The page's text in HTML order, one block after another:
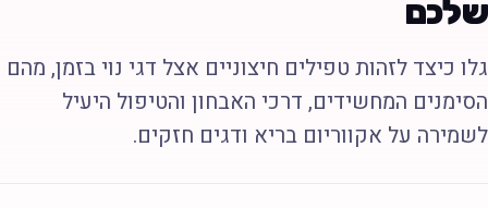
כיצד לזהות טפילים חיצוניים אצל דגי נוי בזמן, מהם
המחשידים, דרכי האבחון והטיפול היעיל
על אקווריום בריא ודגים חזקים.